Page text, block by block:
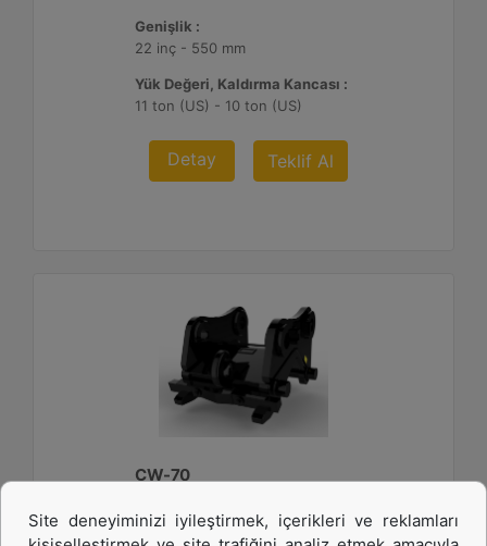
Genişlik :
22 inç - 550 mm
Yük Değeri, Kaldırma Kancası :
11 ton (US) - 10 ton (US)
Detay Teklif Al
CW-70
Ağırlık :
Site deneyiminizi iyileştirmek, içerikleri ve reklamları